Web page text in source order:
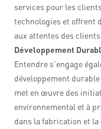
services pour les
technologies et offrent
aux attentes des
Développement
Entendre s'engage
développement
met en œuvre des
environnemental et à
dans la fabrication et